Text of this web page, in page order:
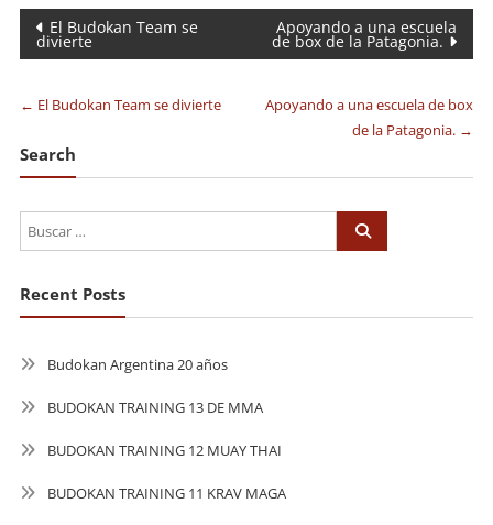
Navegación
de
entradas
El Budokan Team se
divierte
Apoyando a una escuela
de box de la Patagonia.
← El Budokan Team se divierte
Apoyando a una escuela de box
de la Patagonia. →
Search
Recent Posts
Budokan Argentina 20 años
BUDOKAN TRAINING 13 DE MMA
BUDOKAN TRAINING 12 MUAY THAI
BUDOKAN TRAINING 11 KRAV MAGA